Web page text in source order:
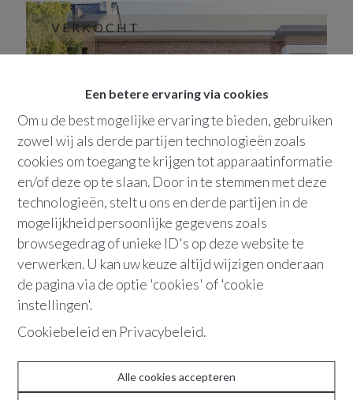
Een betere ervaring via cookies
Om u de best mogelijke ervaring te bieden, gebruiken
zowel wij als derde partijen technologieën zoals
cookies om toegang te krijgen tot apparaatinformatie
en/of deze op te slaan. Door in te stemmen met deze
technologieën, stelt u ons en derde partijen in de
mogelijkheid persoonlijke gegevens zoals
browsegedrag of unieke ID's op deze website te
verwerken. U kan uw keuze altijd wijzigen onderaan
de pagina via de optie 'cookies' of 'cookie
instellingen'.
Cookiebeleid en Privacybeleid.
Alle cookies accepteren
VERKOCHT
2660Hoboken
Leopoldlei116
Knap appartement
VERKOCHT